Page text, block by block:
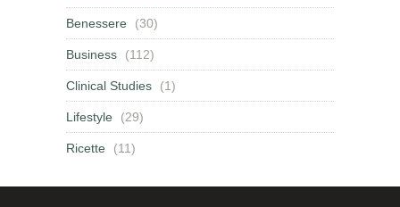
Benessere (30)
Business (112)
Clinical Studies (1)
Lifestyle (29)
Ricette (11)